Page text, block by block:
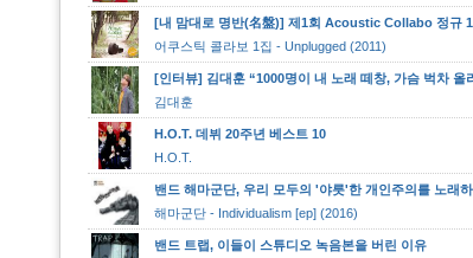
[내 맘대로 명반(名盤)] 제1회 Acoustic Collabo 정규
어쿠스틱 콜라보 1집 - Unplugged (2011)
[인터뷰] 김대훈 “1000명이 내 노래 떼창, 가슴 벅차 올
김대훈
H.O.T. 데뷔 20주년 베스트 10
H.O.T.
밴드 해마군단, 우리 모두의 '야릇'한 개인주의를 노래
해마군단 - Individualism [ep] (2016)
밴드 트랩, 이들이 스튜디오 녹음본을 버린 이유